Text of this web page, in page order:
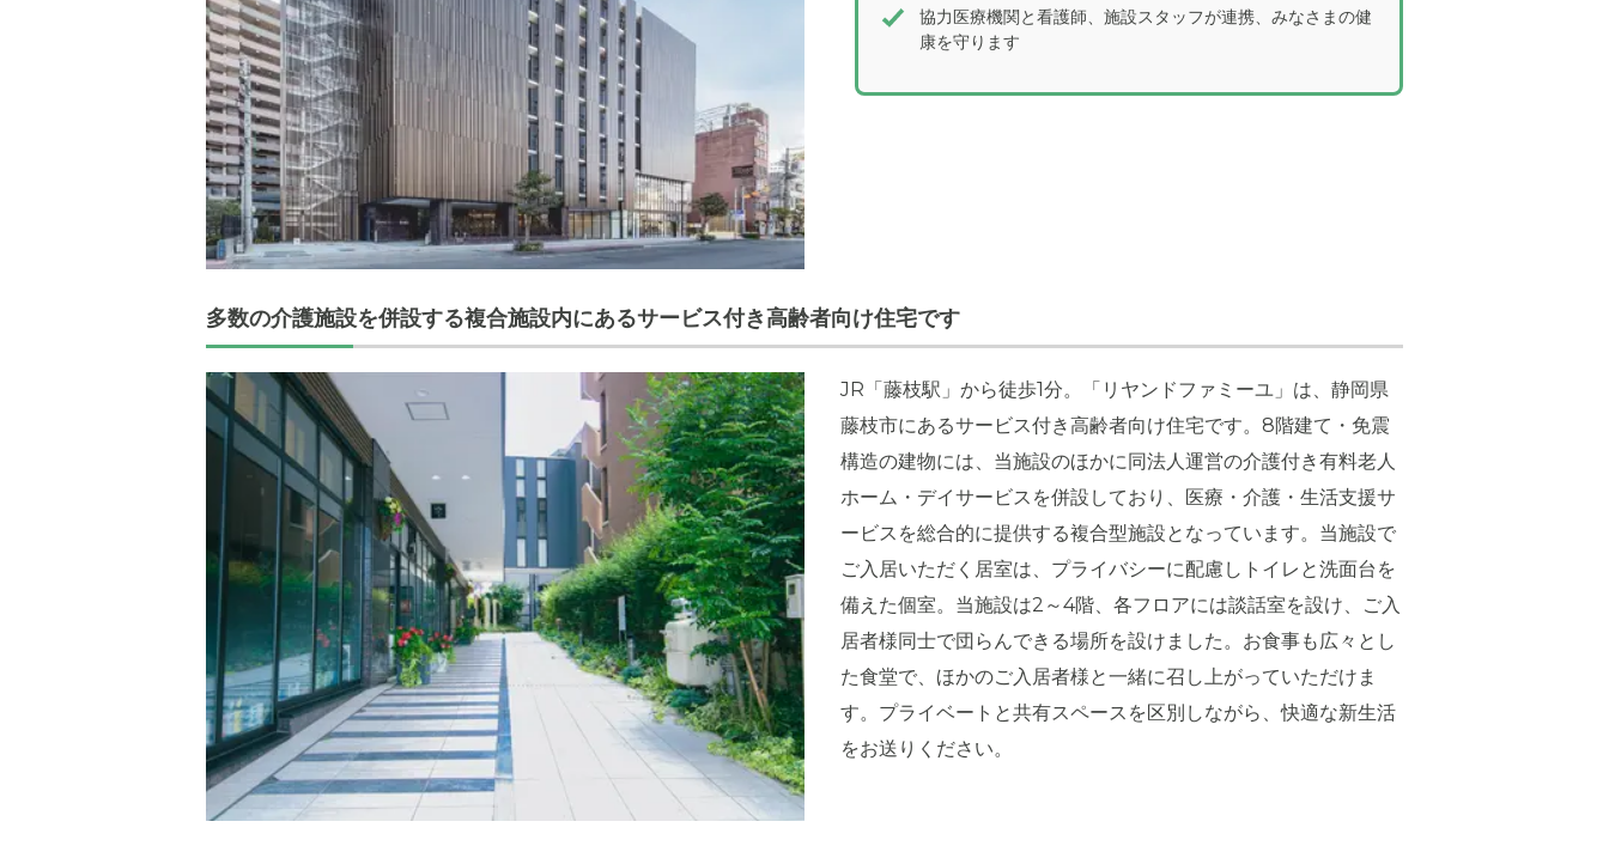
協力医療機関と看護師、施設スタッフが連携、みなさまの健
康を守ります
多数の介護施設を併設する複合施設内にあるサービス付き高齢者向け住宅です
JR「藤枝駅」から徒歩1分。「リヤンドファミーユ」は、静岡県
藤枝市にあるサービス付き高齢者向け住宅です。8階建て・免震
構造の建物には、当施設のほかに同法人運営の介護付き有料老人
ホーム・デイサービスを併設しており、医療・介護・生活支援サ
ービスを総合的に提供する複合型施設となっています。当施設で
ご入居いただく居室は、プライバシーに配慮しトイレと洗面台を
備えた個室。当施設は2～4階、各フロアには談話室を設け、ご入
居者様同士で団らんできる場所を設けました。お食事も広々とし
た食堂で、ほかのご入居者様と一緒に召し上がっていただけま
す。プライベートと共有スペースを区別しながら、快適な新生活
をお送りください。